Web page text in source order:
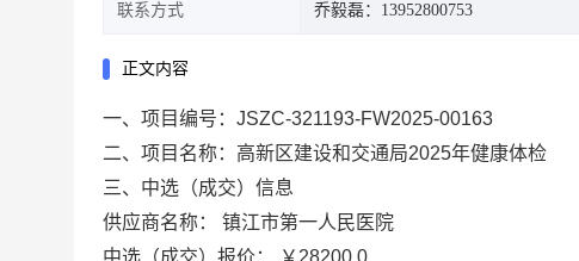
联系方式 乔毅磊：13952800753
正文内容
一、项目编号：JSZC-321193-FW2025-00163
二、项目名称：高新区建设和交通局2025年健康体检
三、中选（成交）信息
供应商名称： 镇江市第一人民医院
中选（成交）报价： ￥28200.0